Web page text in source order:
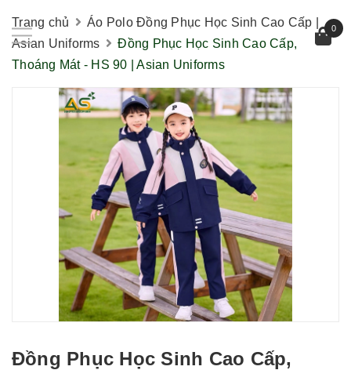
0
Trang chủ
Áo Polo Đồng Phục Học Sinh Cao Cấp |
Asian Uniforms
Đồng Phục Học Sinh Cao Cấp,
Thoáng Mát - HS 90 | Asian Uniforms
Đồng Phục Học Sinh Cao Cấp,